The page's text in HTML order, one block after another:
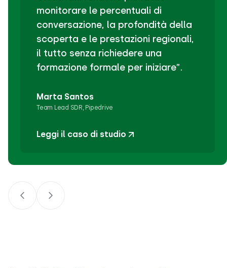
monitorare le percentuali di
conversazione, la profondità della
scoperta e le prestazioni regionali,
il tutto senza richiedere una
formazione formale per iniziare”.
Marta Santos
Team Lead SDR, Pipedrive
Leggi il caso di studio